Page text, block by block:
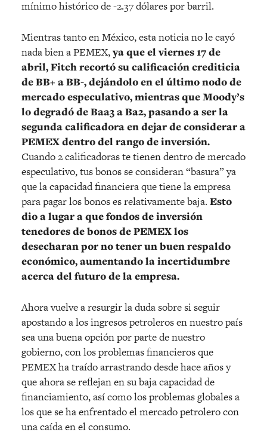
mínimo histórico de -2.37 dólares por barril.
Mientras tanto en México, esta noticia no le cayó
nada bien a PEMEX,ya que el viernes 17 de
abril, Fitch recortó su calificación crediticia
de BB+ a BB-, dejándolo en el último nodo de
mercado especulativo, mientras que Moody’s
lo degradó de Baa3 a Ba2, pasando a ser la
segunda calificadora en dejar de considerar a
PEMEX dentro del rango de inversión.
Cuando 2 calificadoras te tienen dentro de mercado
especulativo, tus bonos se consideran “basura” ya
que la capacidad financiera que tiene la empresa
para pagar los bonos es relativamente baja. Esto
dio a lugar a que fondos de inversión
tenedores de bonos de PEMEX los
desecharan por no tener un buen respaldo
económico, aumentando la incertidumbre
acerca del futuro de la empresa.
Ahora vuelve a resurgir la duda sobre si seguir
apostando a los ingresos petroleros en nuestro país
sea una buena opción por parte de nuestro
gobierno, con los problemas financieros que
PEMEX ha traído arrastrando desde hace años y
que ahora se reflejan en su baja capacidad de
financiamiento, así como los problemas globales a
los que se ha enfrentado el mercado petrolero con
una caída en el consumo.